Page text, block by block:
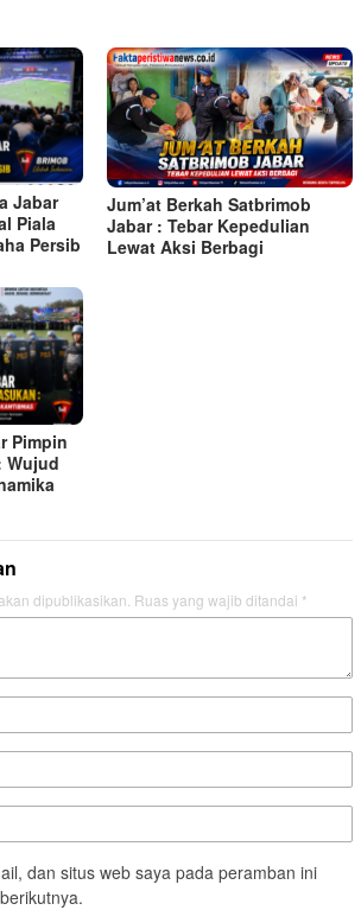
Jabar
Piala
Persib
Jum’at Berkah Satbrimob
Jabar : Tebar Kepedulian
Lewat Aksi Berbagi
Pimpin
Wujud
dipublikasikan. Ruas yang wajib ditandai *
dan situs web saya pada peramban ini